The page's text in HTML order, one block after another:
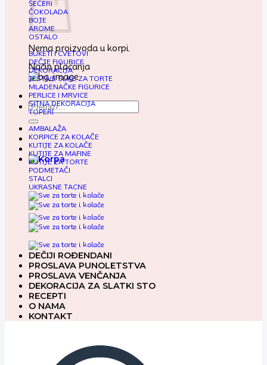
Nema proizvoda u korpi.
Način plaćanja
Pretraga
za:
ŠEĆERI
ČOKOLADA
BOJE
AROME
OSTALO
BUKETI I CVETOVI
DEČJE FIGURICE
DEKORACIJA
JESTIVE SLIKE ZA TORTE
MLADENAČKE FIGURICE
PERLICE I MRVICE
SITNA DEKORACIJA
TOPERI
AMBALAŽA
KORPICE ZA KOLAČE
KUTIJE ZA KOLAČE
KUTIJE ZA MAFINE
KUTIJE ZA TORTE
PODMETAČI
STALCI
UKRASNE TACNE
DEČIJI ROĐENDANI
PROSLAVA PUNOLETSTVA
PROSLAVA VENČANJA
DEKORACIJA ZA SLATKI STO
RECEPTI
O NAMA
KONTAKT